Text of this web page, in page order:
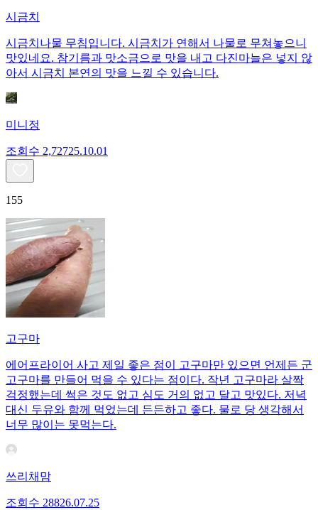
시금치
시금치나물 무침입니다. 시금치가 연해서 나물로 무쳐놓으니
맛있네요. 참기름과 맛소금으로 맛을 내고 다진마늘은 넣지 않
아서 시금치 본연의 맛을 느낄 수 있습니다.
미니정
조회수 2,72725.10.01
155
고구마
에어프라이어 사고 제일 좋은 점이 고구마만 있으면 언제든 군
고구마를 만들어 먹을 수 있다는 점이다. 작년 고구마라 살짝
걱정했는데 썩은 것도 없고 심도 거의 없고 달고 맛있다. 저녁
대신 두유와 함께 먹었는데 든든하고 좋다. 물로 당 생각해서
너무 많이는 못먹는다.
쓰리채맘
조회수 28826.07.25